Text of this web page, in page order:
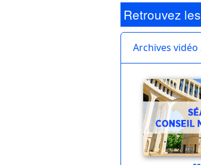
Retrouvez
Archives vidéo